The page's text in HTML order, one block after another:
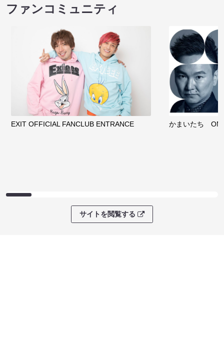
ファンコミュニティ
EXIT OFFICIAL FANCLUB ENTRANCE かまいたち
サイトを閲覧する